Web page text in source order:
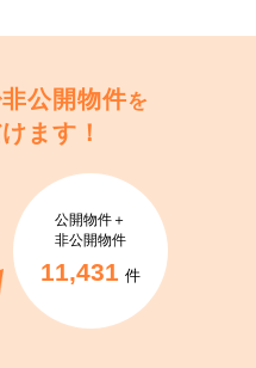
非公開物件を
ます！
公開物件＋
非公開物件
11,431 件